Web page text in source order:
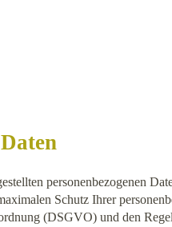
personenbezogenen
Schutz Ihrer
(DSGVO) und den